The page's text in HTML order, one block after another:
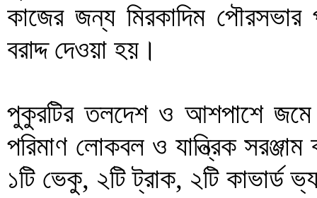
কাজের জন্য মিরকাদিম পৌরসভার
বরাদ্দ দেওয়া হয়।
পুকুরটির তলদেশ ও আশপাশে জমে
পরিমাণ লোকবল ও যান্ত্রিক
১টি ভেকু, ২টি ট্রাক, ২টি কাভার্ড